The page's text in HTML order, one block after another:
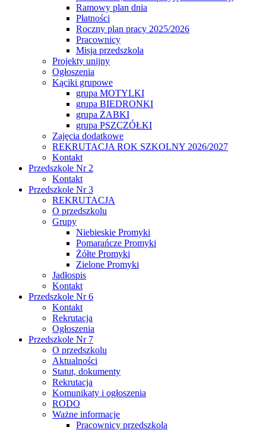
Ramowy plan dnia
Płatności
Roczny plan pracy 2025/2026
Pracownicy
Misja przedszkola
Projekty unijny
Ogłoszenia
Kąciki grupowe
grupa MOTYLKI
grupa BIEDRONKI
grupa ŻABKI
grupa PSZCZÓŁKI
Zajęcia dodatkowe
REKRUTACJA ROK SZKOLNY 2026/2027
Kontakt
Przedszkole Nr 2
Kontakt
Przedszkole Nr 3
REKRUTACJA
O przedszkolu
Grupy
Niebieskie Promyki
Pomarańcze Promyki
Żółte Promyki
Zielone Promyki
Jadłospis
Kontakt
Przedszkole Nr 6
Kontakt
Rekrutacja
Ogłoszenia
Przedszkole Nr 7
O przedszkolu
Aktualności
Statut, dokumenty
Rekrutacja
Komunikaty i ogłoszenia
RODO
Ważne informacje
Pracownicy przedszkola